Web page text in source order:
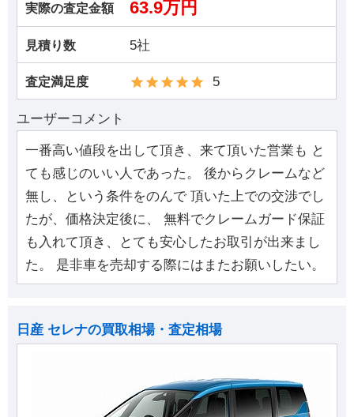
実際の査定金額 63.9万円
見積り数 5社
査定満足度 5
ユーザーコメント
一番高い値段を出して頂き、来て頂いた営業も と
ても感じのいい人であった。 後からクレームなど
無し、という条件をのんで 頂いた上での交渉でし
たが、価格決定後に、 無料でクレームガード保証
も入れて頂き、とても安心したお取引が出来まし
た。 是非車を売却する際にはまたお願いしたい。
日産 セレナの買取相場・査定相場